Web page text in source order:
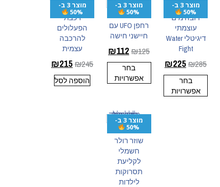
מוצר 3 ב-
50%
רובה מים
עוצמתי
דיגיטלי Water
Fight
₪285
₪225
בחר
אפשרויות
מוצר 3 ב-
50%
רחפן UFO עם
חיישני חישה
₪125
₪112
בחר
אפשרויות
מוצר 3 ב-
50%
רכבת
הפעלולים
להרכבה
עצמית
₪245
₪215
הוספה לסל
מוצר 3 ב-
50%
שוזר רולר
חשמלי
לקליעת
תסרוקות
לילדות